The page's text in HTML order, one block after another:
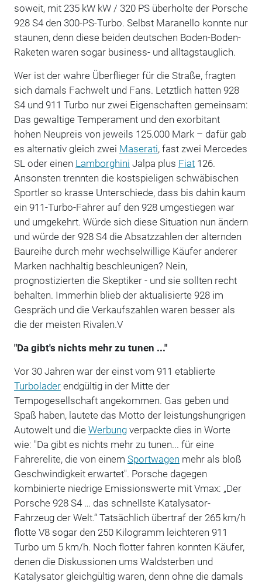
soweit, mit 235 kW kW / 320 PS überholte der Porsche
928 S4 den 300-PS-Turbo. Selbst Maranello konnte nur
staunen, denn diese beiden deutschen Boden-Boden-
Raketen waren sogar business- und alltagstauglich.
Wer ist der wahre Überflieger für die Straße, fragten
sich damals Fachwelt und Fans. Letztlich hatten 928
S4 und 911 Turbo nur zwei Eigenschaften gemeinsam:
Das gewaltige Temperament und den exorbitant
hohen Neupreis von jeweils 125.000 Mark – dafür gab
es alternativ gleich zwei Maserati, fast zwei Mercedes
SL oder einen Lamborghini Jalpa plus Fiat126.
Ansonsten trennten die kostspieligen schwäbischen
Sportler so krasse Unterschiede, dass bis dahin kaum
ein 911-Turbo-Fahrer auf den 928 umgestiegen war
und umgekehrt. Würde sich diese Situation nun ändern
und würde der 928 S4 die Absatzzahlen der alternden
Baureihe durch mehr wechselwillige Käufer anderer
Marken nachhaltig beschleunigen? Nein,
prognostizierten die Skeptiker - und sie sollten recht
behalten. Immerhin blieb der aktualisierte 928 im
Gespräch und die Verkaufszahlen waren besser als
die der meisten Rivalen.V
"Da gibt's nichts mehr zu tunen ..."
Vor 30 Jahren war der einst vom 911 etablierte
Turboladerendgültig in der Mitte der
Tempogesellschaft angekommen. Gas geben und
Spaß haben, lautete das Motto der leistungshungrigen
Autowelt und die Werbungverpackte dies in Worte
wie: "Da gibt es nichts mehr zu tunen... für eine
Fahrerelite, die von einem Sportwagen mehr als bloß
Geschwindigkeit erwartet". Porsche dagegen
kombinierte niedrige Emissionswerte mit Vmax: „Der
Porsche 928 S4 … das schnellste Katalysator-
Fahrzeug der Welt.“ Tatsächlich übertraf der 265 km/h
flotte V8 sogar den 250 Kilogramm leichteren 911
Turbo um 5 km/h. Noch flotter fahren konnten Käufer,
denen die Diskussionen ums Waldsterben und
Katalysator gleichgültig waren, denn ohne die damals